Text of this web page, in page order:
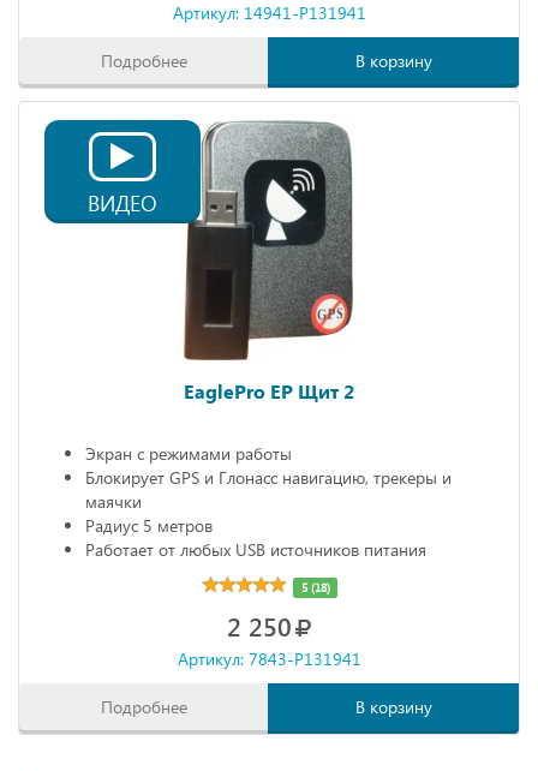
Артикул: 14941-P131941
Подробнее В корзину
ВИДЕО
EaglePro EP Щит 2
Экран с режимами работы
Блокирует GPS и Глонасс навигацию, трекеры и
маячки
Радиус 5 метров
Работает от любых USB источников питания
Габариты: 68х20х10 мм
5 (18)
2 250
Артикул: 7843-P131941
Подробнее В корзину